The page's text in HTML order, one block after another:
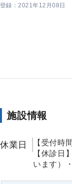
登録：2021年12月08日
施設情報
休業日
【受付時
【休診日
います）